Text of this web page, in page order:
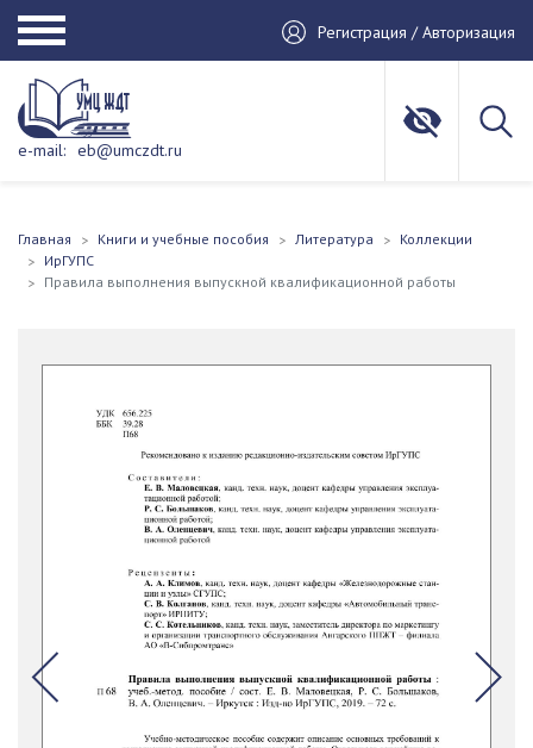
Регистрация / Авторизация
e-mail: eb@umczdt.ru
Главная Книги и учебные пособия Литература
Коллекции
ИрГУПС
Правила выполнения выпускной квалификационной работы